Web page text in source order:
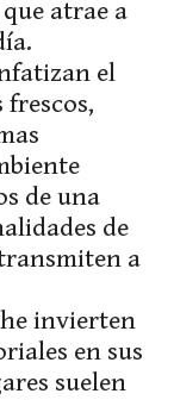
atrae a
el
de una
de
a
invierten
en sus
suelen